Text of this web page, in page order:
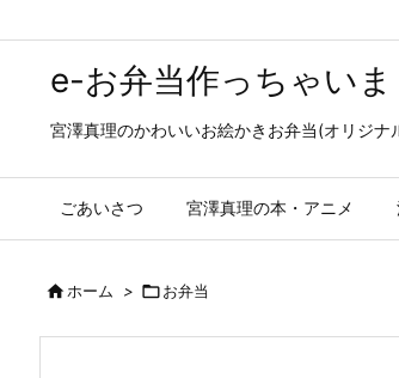
e-お弁当作っちゃい
宮澤真理のかわいいお絵かきお弁当(オリジ
ごあいさつ 宮澤真理の本・アニメ
ホーム > お弁当